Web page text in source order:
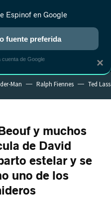
NUEVO
ANIME RANKINGS CINE
Man Ralph Fiennes Ted
y muchos
de David
estelar y se
uno de los
×
Espinof en Google
fuente preferida
cuenta de Google